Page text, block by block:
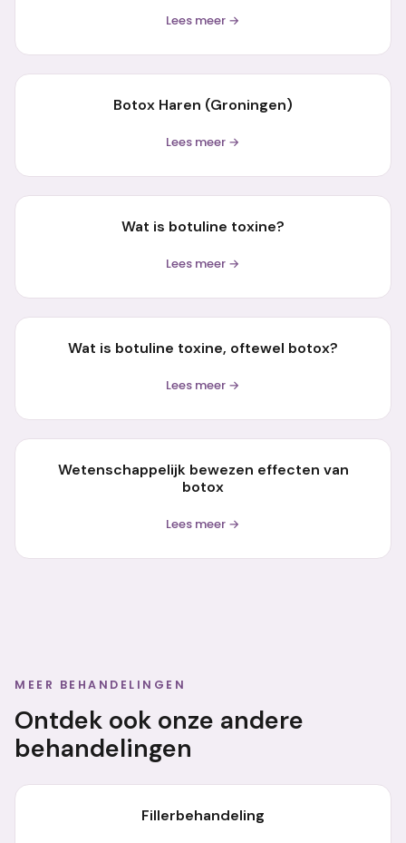
Lees meer →
Botox Haren (Groningen)
Lees meer →
Wat is botuline toxine?
Lees meer →
Wat is botuline toxine, oftewel botox?
Lees meer →
Wetenschappelijk bewezen effecten van
botox
Lees meer →
MEER BEHANDELINGEN
Ontdek ook onze andere
behandelingen
Fillerbehandeling